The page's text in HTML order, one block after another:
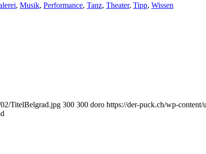
, Musik, Performance, Tanz, Theater, Tipp, Wissen
TitelBelgrad.jpg 300 300 doro https://der-puck.ch/wp-